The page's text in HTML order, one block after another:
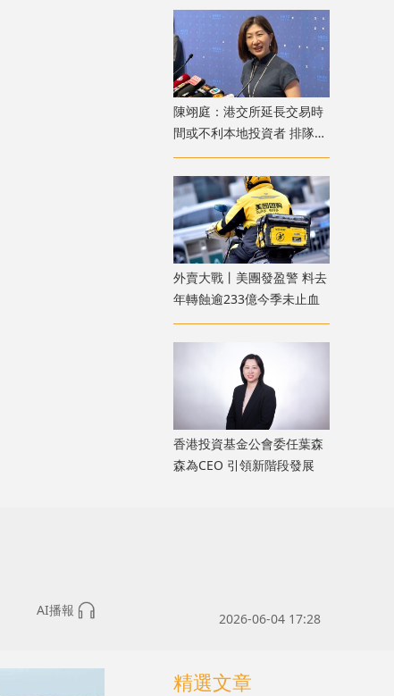
陳翊庭：港交所延長交易時
間或不利本地投資者 排隊上
市公司數量創新高
外賣大戰丨美團發盈警 料去
年轉蝕逾233億今季未止血
香港投資基金公會委任葉森
森為CEO 引領新階段發展
AI播報
2026-06-04 17:28
精選文章